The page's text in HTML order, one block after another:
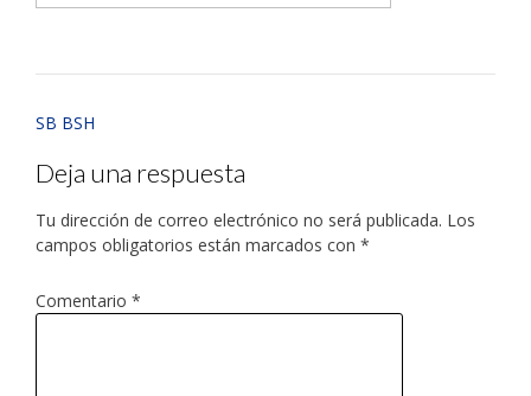
SB BSH
Deja una respuesta
Tu dirección de correo electrónico no será publicada. Los
campos obligatorios están marcados con *
Comentario *